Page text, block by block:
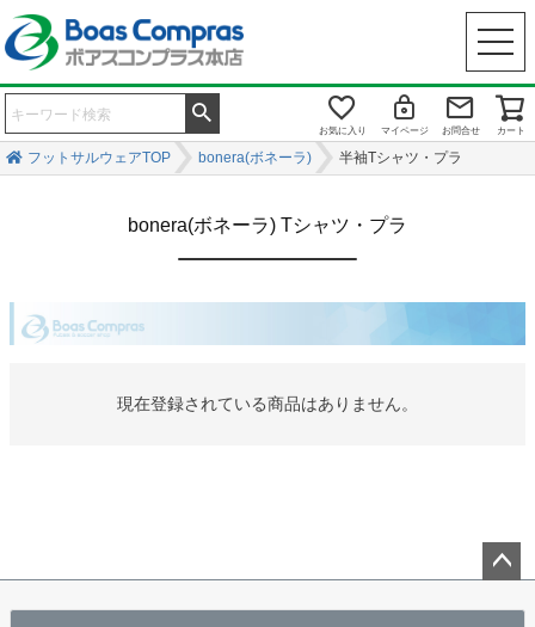
お気に入り マイページ お問合せ カート
フットサルウェアTOP bonera(ボネーラ) 半袖Tシャツ・プラ
bonera(ボネーラ) Tシャツ・プラ
現在登録されている商品はありません。